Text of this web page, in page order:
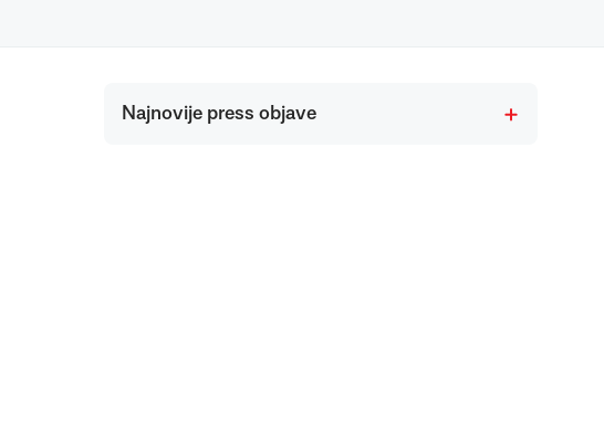
Najnovije press objave